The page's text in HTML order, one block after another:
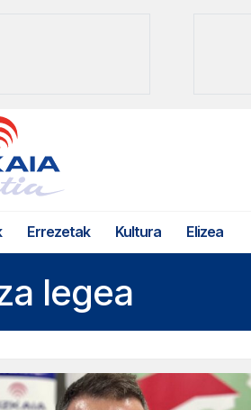
Errezetak Kultura Elizea
legea